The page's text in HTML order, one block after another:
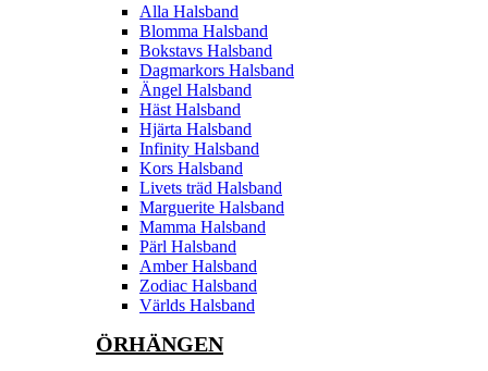
Alla Halsband
Blomma Halsband
Bokstavs Halsband
Dagmarkors Halsband
Ängel Halsband
Häst Halsband
Hjärta Halsband
Infinity Halsband
Kors Halsband
Livets träd Halsband
Marguerite Halsband
Mamma Halsband
Pärl Halsband
Amber Halsband
Zodiac Halsband
Världs Halsband
ÖRHÄNGEN